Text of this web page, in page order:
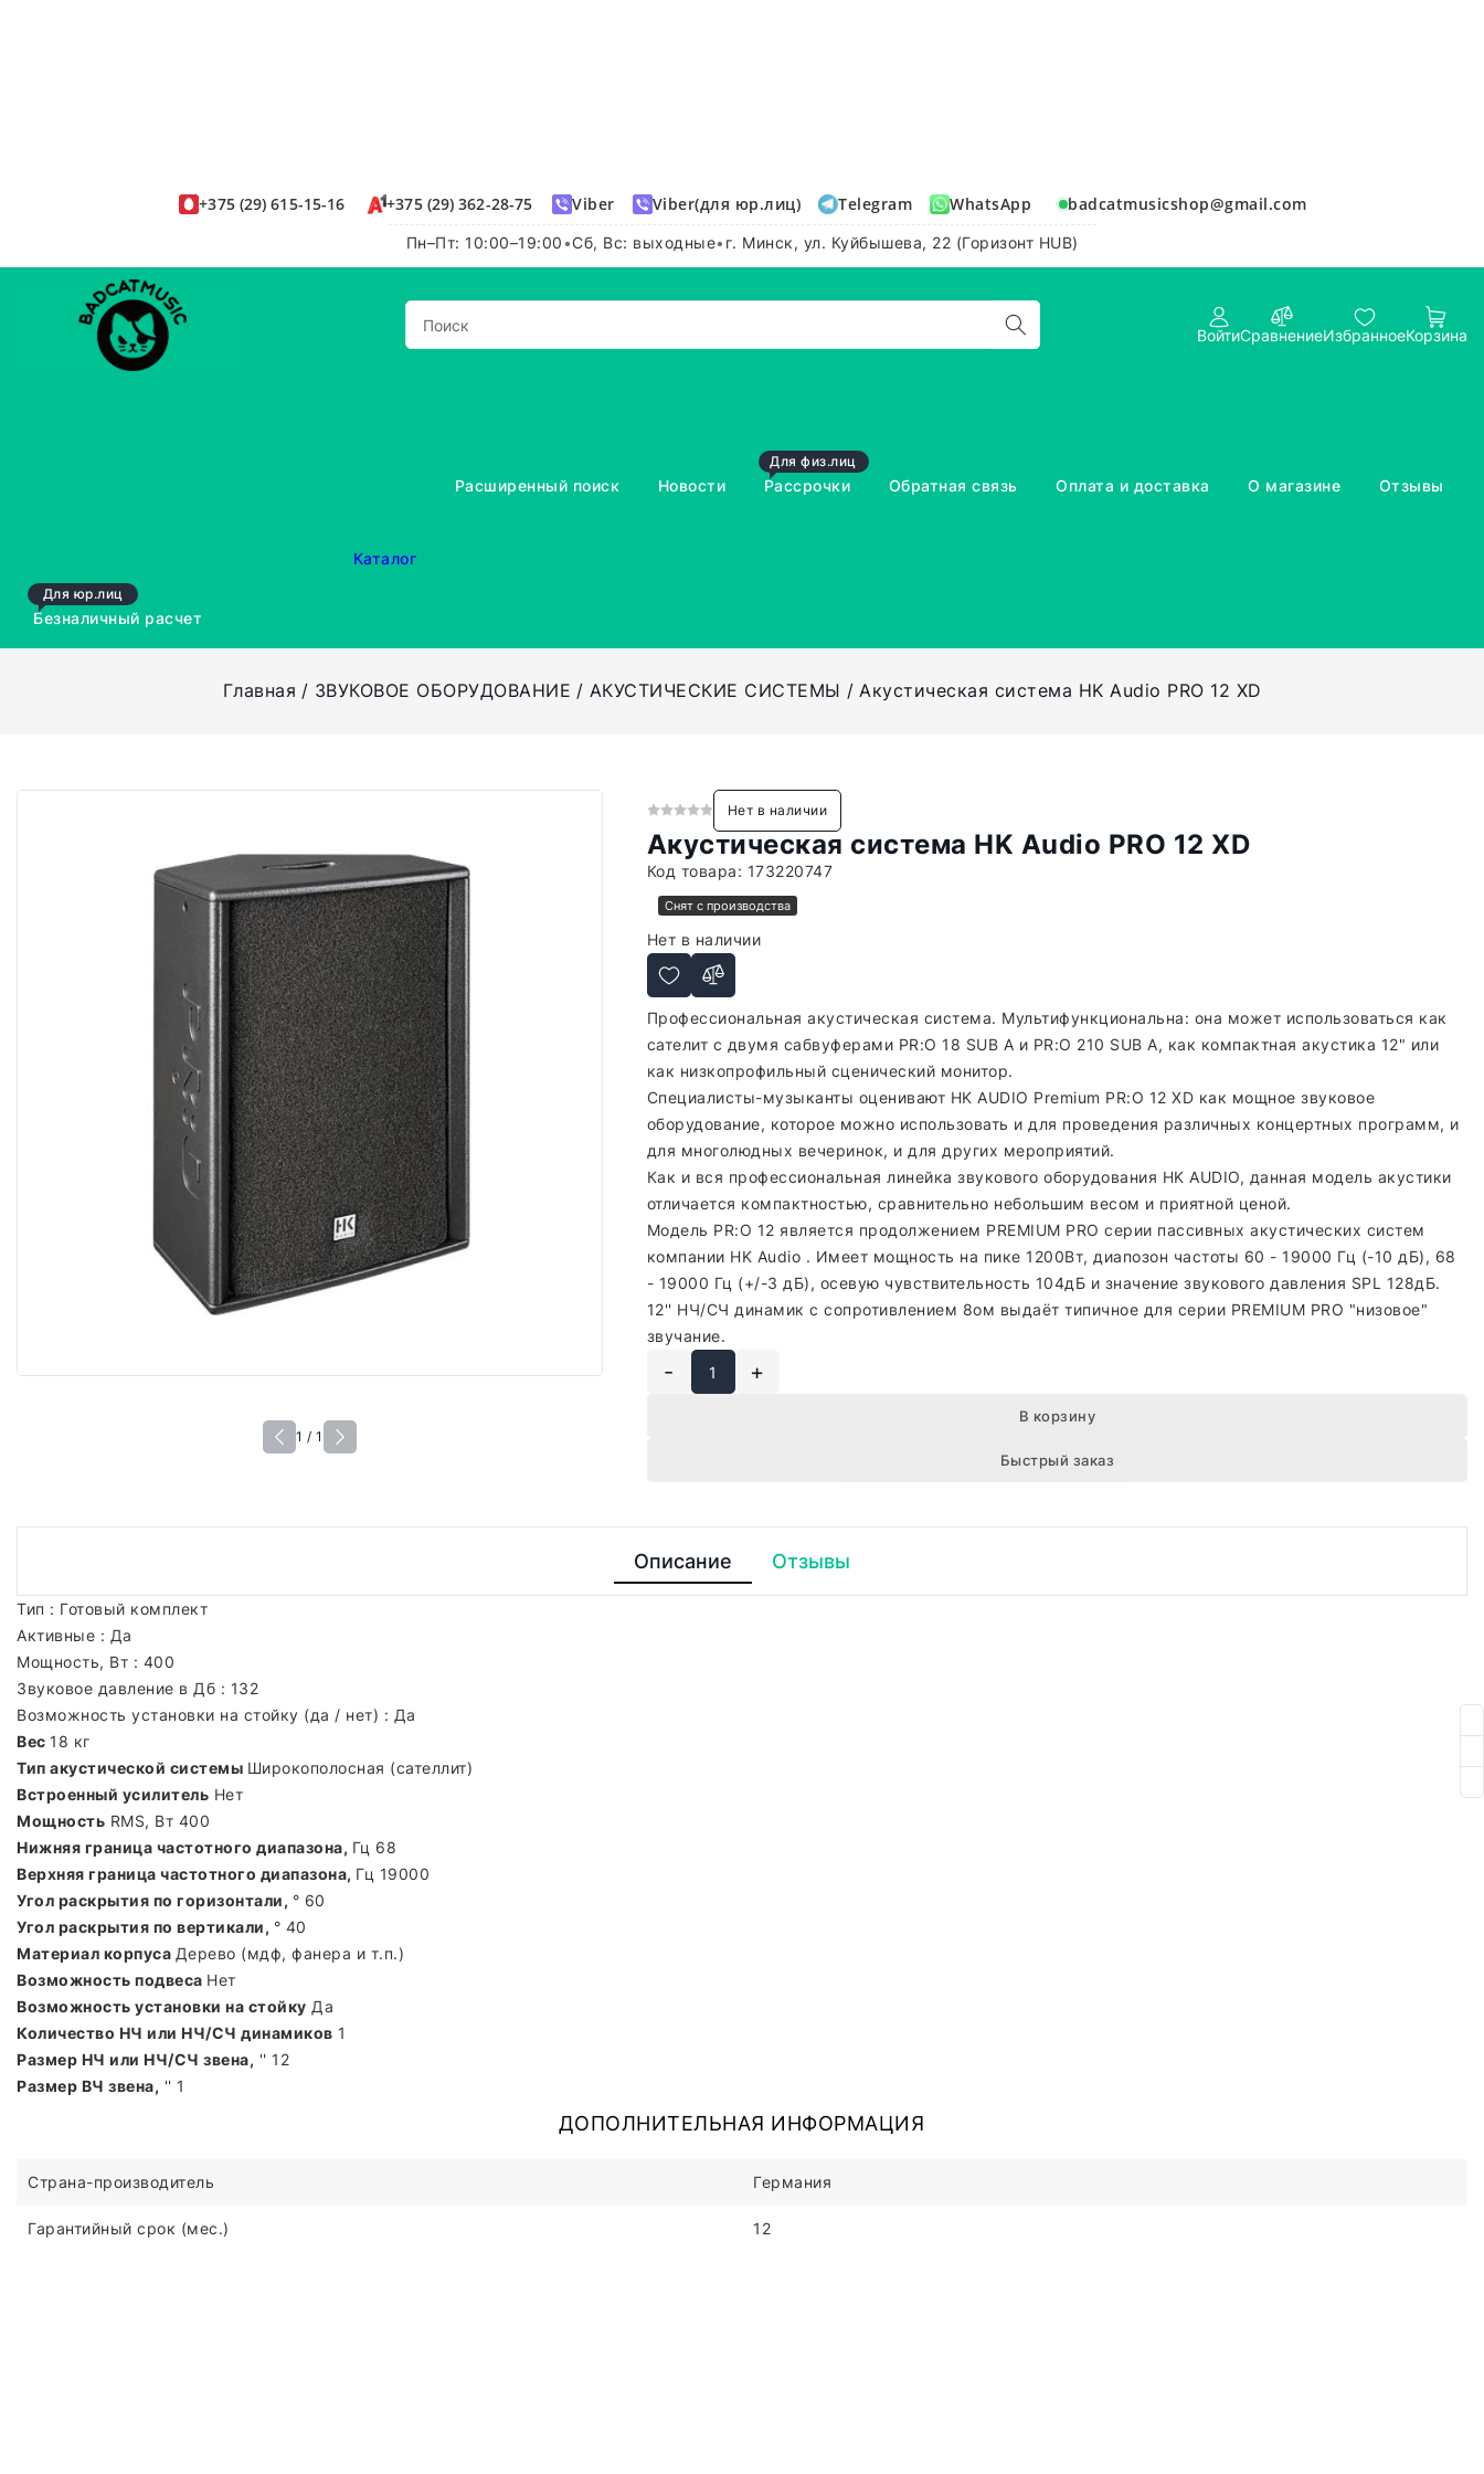
+375 (29) 615-15-16 +375 (29) 362-28-75 Viber Viber(для юр.лиц) Telegram WhatsApp badcatmusicshop@gmail.com
Пн–Пт: 10:00–19:00•Сб, Вс: выходные• г. Минск, ул. Куйбышева, 22 (Горизонт HUB)
ВойтиСравнениеИзбранноеКорзина
Каталог
Расширенный поиск Новости
Для физ.лиц
Рассрочки Обратная связь Оплата и доставка О магазине Отзывы
Для юр.лиц
Безналичный расчет
Главная ЗВУКОВОЕ ОБОРУДОВАНИЕ АКУСТИЧЕСКИЕ СИСТЕМЫ Акустическая система HK Audio PRO 12 XD
1 / 1
Нет в наличии
Акустическая система HK Audio PRO 12 XD
Код товара: 173220747
Снят с производства
Нет в наличии
Профессиональная акустическая система. Мультифункциональна: она может использоваться как
сателит с двумя сабвуферами PR:O 18 SUB A и PR:O 210 SUB A, как компактная акустика 12" или
как низкопрофильный сценический монитор.
Специалисты-музыканты оценивают HK AUDIO Premium PR:O 12 XD как мощное звуковое
оборудование, которое можно использовать и для проведения различных концертных программ, и
для многолюдных вечеринок, и для других мероприятий.
Как и вся профессиональная линейка звукового оборудования HK AUDIO, данная модель акустики
отличается компактностью, сравнительно небольшим весом и приятной ценой.
Модель PR:O 12 является продолжением PREMIUM PRO серии пассивных акустических систем
компании HK Audio . Имеет мощность на пике 1200Вт, диапозон частоты 60 - 19000 Гц (-10 дБ), 68
- 19000 Гц (+/-3 дБ), осевую чувствительность 104дБ и значение звукового давления SPL 128дБ.
12'' НЧ/СЧ динамик с сопротивлением 8ом выдаёт типичное для серии PREMIUM PRO "низовое"
звучание.
- +
В корзину
Быстрый заказ
Описание Отзывы
Тип : Готовый комплект
Активные : Да
Мощность, Вт : 400
Звуковое давление в Дб : 132
Возможность установки на стойку (да / нет) : Да
Вес 18 кг
Тип акустической системы Широкополосная (сателлит)
Встроенный усилитель Нет
Мощность RMS, Вт 400
Нижняя граница частотного диапазона, Гц 68
Верхняя граница частотного диапазона, Гц 19000
Угол раскрытия по горизонтали, ° 60
Угол раскрытия по вертикали, ° 40
Материал корпуса Дерево (мдф, фанера и т.п.)
Возможность подвеса Нет
Возможность установки на стойку Да
Количество НЧ или НЧ/СЧ динамиков 1
Размер НЧ или НЧ/СЧ звена, '' 12
Размер ВЧ звена, '' 1
ДОПОЛНИТЕЛЬНАЯ ИНФОРМАЦИЯ
Страна-производитель Германия
Гарантийный срок (мес.) 12